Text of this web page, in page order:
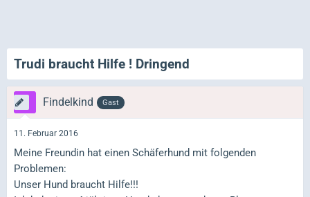
Trudi braucht Hilfe ! Dringend
Findelkind Gast
11. Februar 2016
Meine Freundin hat einen Schäferhund mit folgenden
Problemen:
Unser Hund braucht Hilfe!!!